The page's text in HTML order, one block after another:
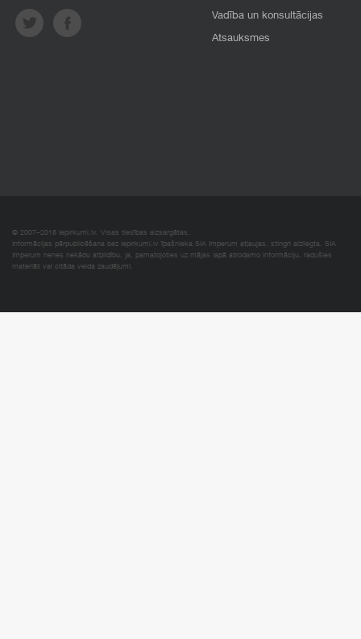
Vadība un konsultācijas
Atsauksmes
© 2007–2018 Iepirkumi.lv. Visas tiesības aizsargātas.
Informācijas pārpublicēšana bez iepirkumi.lv īpašnieka SIA Imperum atļaujas, stingri aizliegta. SIA
Imperum nenes nekādu atbildību, ja, pamatojoties uz mājas lapā atrodamo informāciju, radušies
materiāli vai citāda veida zaudējumi.